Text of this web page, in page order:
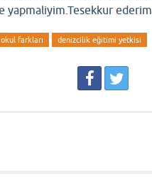
yapmaliyim.Tesekkur ederim.
farkları denizcilik eğitimi yetkisi